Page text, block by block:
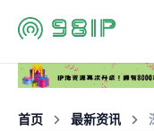
首页 最新资讯